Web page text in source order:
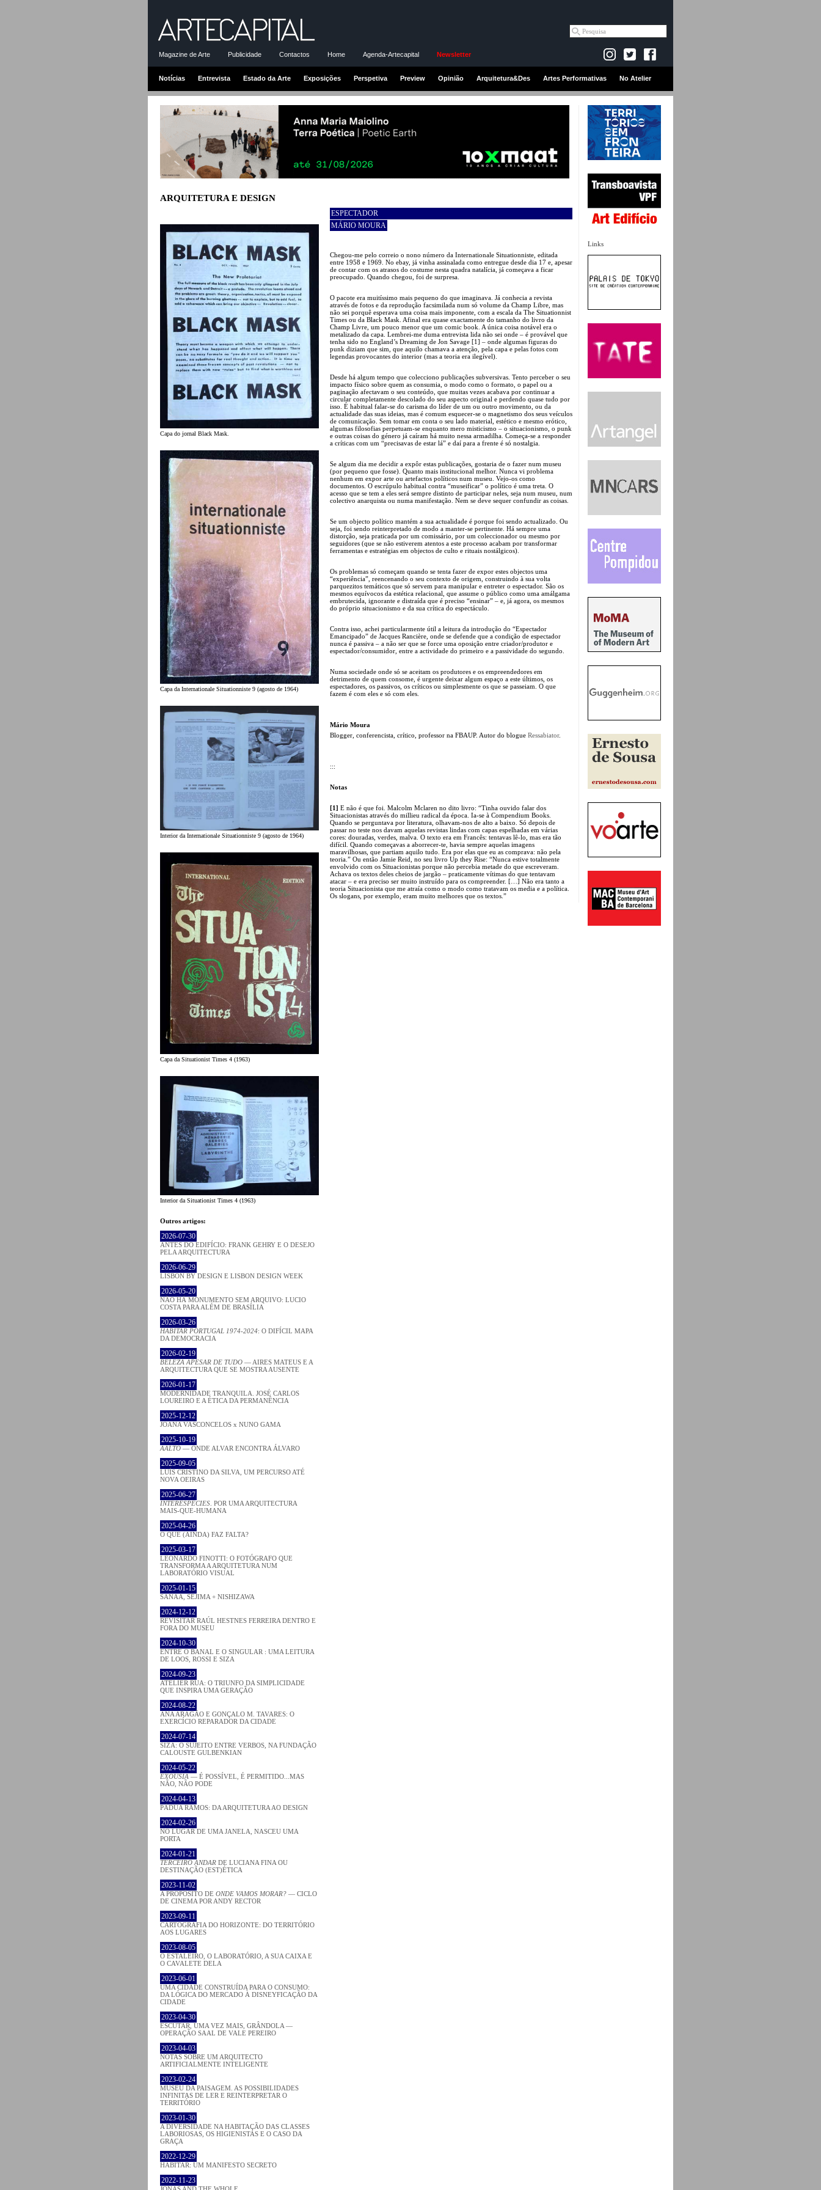
Magazine de Arte Publicidade Contactos Home Agenda-Artecapital Newsletter
Notícias Entrevista Estado da Arte Exposições Perspetiva Preview Opinião Arquitetura&Des Artes Performativas No Atelier
Links
ARQUITETURA E DESIGN
Capa do jornal Black Mask.
Capa da Internationale Situationniste 9 (agosto de 1964)
Interior da Internationale Situationniste 9 (agosto de 1964)
Capa da Situationist Times 4 (1963)
Interior da Situationist Times 4 (1963)
Outros artigos:
2026-07-30
ANTES DO EDIFÍCIO: FRANK GEHRY E O DESEJO
PELA ARQUITECTURA
2026-06-29
LISBON BY DESIGN E LISBON DESIGN WEEK
2026-05-20
NÃO HÁ MONUMENTO SEM ARQUIVO: LUCIO
COSTA PARA ALÉM DE BRASÍLIA
2026-03-26
HABITAR PORTUGAL 1974-2024: O DIFÍCIL MAPA
DA DEMOCRACIA
2026-02-19
BELEZA APESAR DE TUDO — AIRES MATEUS E A
ARQUITECTURA QUE SE MOSTRA AUSENTE
2026-01-17
MODERNIDADE TRANQUILA. JOSÉ CARLOS
LOUREIRO E A ÉTICA DA PERMANÊNCIA
2025-12-12
JOANA VASCONCELOS x NUNO GAMA
2025-10-19
AALTO — ONDE ALVAR ENCONTRA ÁLVARO
2025-09-05
LUÍS CRISTINO DA SILVA, UM PERCURSO ATÉ
NOVA OEIRAS
2025-06-27
INTERESPECIES . POR UMA ARQUITECTURA
MAIS-QUE-HUMANA
2025-04-26
O QUE (AINDA) FAZ FALTA?
2025-03-17
LEONARDO FINOTTI: O FOTÓGRAFO QUE
TRANSFORMA A ARQUITETURA NUM
LABORATÓRIO VISUAL
2025-01-15
SANAA, SEJIMA + NISHIZAWA
2024-12-12
REVISITAR RAÚL HESTNES FERREIRA DENTRO E
FORA DO MUSEU
2024-10-30
ENTRE O BANAL E O SINGULAR : UMA LEITURA
DE LOOS, ROSSI E SIZA
2024-09-23
ATELIER RUA: O TRIUNFO DA SIMPLICIDADE
QUE INSPIRA UMA GERAÇÃO
2024-08-22
ANA ARAGÃO E GONÇALO M. TAVARES: O
EXERCÍCIO REPARADOR DA CIDADE
2024-07-14
SIZA: O SUJEITO ENTRE VERBOS, NA FUNDAÇÃO
CALOUSTE GULBENKIAN
2024-05-22
EXOUSIA — É POSSÍVEL, É PERMITIDO...MAS
NÃO, NÃO PODE
2024-04-13
PÁDUA RAMOS: DA ARQUITETURA AO DESIGN
2024-02-26
NO LUGAR DE UMA JANELA, NASCEU UMA
PORTA
2024-01-21
TERCEIRO ANDAR DE LUCIANA FINA OU
DESTINAÇÃO (EST)ÉTICA
2023-11-02
A PROPÓSITO DE ONDE VAMOS MORAR? — CICLO
DE CINEMA POR ANDY RECTOR
2023-09-11
CARTOGRAFIA DO HORIZONTE: DO TERRITÓRIO
AOS LUGARES
2023-08-05
O ESTALEIRO, O LABORATÓRIO, A SUA CAIXA E
O CAVALETE DELA
2023-06-01
UMA CIDADE CONSTRUÍDA PARA O CONSUMO:
DA LÓGICA DO MERCADO À DISNEYFICAÇÃO DA
CIDADE
2023-04-30
ESCUTAR, UMA VEZ MAIS, GRÂNDOLA —
OPERAÇÃO SAAL DE VALE PEREIRO
2023-04-03
NOTAS SOBRE UM ARQUITECTO
ARTIFICIALMENTE INTELIGENTE
2023-02-24
MUSEU DA PAISAGEM. AS POSSIBILIDADES
INFINITAS DE LER E REINTERPRETAR O
TERRITÓRIO
2023-01-30
A DIVERSIDADE NA HABITAÇÃO DAS CLASSES
LABORIOSAS, OS HIGIENISTAS E O CASO DA
GRAÇA
2022-12-29
HABITAR: UM MANIFESTO SECRETO
2022-11-23
ESPECTADOR
MÁRIO MOURA
Chegou-me pelo correio o nono número da Internationale Situationniste, editada
entre 1958 e 1969. No ebay, já vinha assinalada como entregue desde dia 17 e, apesar
de contar com os atrasos do costume nesta quadra natalícia, já começava a ficar
preocupado. Quando chegou, foi de surpresa.
O pacote era muitíssimo mais pequeno do que imaginava. Já conhecia a revista
através de fotos e da reprodução facsimilada num só volume da Champ Libre, mas
não sei porquê esperava uma coisa mais imponente, com a escala da The Situationnist
Times ou da Black Mask. Afinal era quase exactamente do tamanho do livro da
Champ Livre, um pouco menor que um comic book. A única coisa notável era o
metalizado da capa. Lembrei-me duma entrevista lida não sei onde – é provável que
tenha sido no England’s Dreaming de Jon Savage [1] – onde algumas figuras do
punk diziam que sim, que aquilo chamava a atenção, pela capa e pelas fotos com
legendas provocantes do interior (mas a teoria era ilegível).
Desde há algum tempo que colecciono publicações subversivas. Tento perceber o seu
impacto físico sobre quem as consumia, o modo como o formato, o papel ou a
paginação afectavam o seu conteúdo, que muitas vezes acabava por continuar a
circular completamente descolado do seu aspecto original e perdendo quase tudo por
isso. É habitual falar-se do carisma do líder de um ou outro movimento, ou da
actualidade das suas ideias, mas é comum esquecer-se o magnetismo dos seus veículos
de comunicação. Sem tomar em conta o seu lado material, estético e mesmo erótico,
algumas filosofias perpetuam-se enquanto mero misticismo – o situacionismo, o punk
e outras coisas do género já caíram há muito nessa armadilha. Começa-se a responder
a críticas com um “precisavas de estar lá” e daí para a frente é só nostalgia.
Se algum dia me decidir a expôr estas publicações, gostaria de o fazer num museu
(por pequeno que fosse). Quanto mais institucional melhor. Nunca vi problema
nenhum em expor arte ou artefactos políticos num museu. Vejo-os como
documentos. O escrúpulo habitual contra “museificar” o político é uma treta. O
acesso que se tem a eles será sempre distinto de participar neles, seja num museu, num
colectivo anarquista ou numa manifestação. Nem se deve sequer confundir as coisas.
Se um objecto político mantém a sua actualidade é porque foi sendo actualizado. Ou
seja, foi sendo reinterpretado de modo a manter-se pertinente. Há sempre uma
distorção, seja praticada por um comissário, por um coleccionador ou mesmo por
seguidores (que se não estiverem atentos a este processo acabam por transformar
ferramentas e estratégias em objectos de culto e rituais nostálgicos).
Os problemas só começam quando se tenta fazer de expor estes objectos uma
“experiência”, reencenando o seu contexto de origem, construindo à sua volta
parquezitos temáticos que só servem para manipular e entreter o espectador. São os
mesmos equívocos da estética relacional, que assume o público como uma amálgama
embrutecida, ignorante e distraída que é preciso “ensinar” – e, já agora, os mesmos
do próprio situacionismo e da sua crítica do espectáculo.
Contra isso, achei particularmente útil a leitura da introdução do “Espectador
Emancipado” de Jacques Rancière, onde se defende que a condição de espectador
nunca é passiva – a não ser que se force uma oposição entre criador/produtor e
espectador/consumidor, entre a actividade do primeiro e a passividade do segundo.
Numa sociedade onde só se aceitam os produtores e os empreendedores em
detrimento de quem consome, é urgente deixar algum espaço a este últimos, os
espectadores, os passivos, os críticos ou simplesmente os que se passeiam. O que
fazem é com eles e só com eles.
Mário Moura
Blogger, conferencista, crítico, professor na FBAUP. Autor do blogue Ressabiator.
:::
Notas
[1] E não é que foi. Malcolm Mclaren no dito livro: “Tinha ouvido falar dos
Situacionistas através do millieu radical da época. Ia-se à Compendium Books.
Quando se perguntava por literatura, olhavam-nos de alto a baixo. Só depois de
passar no teste nos davam aquelas revistas lindas com capas espelhadas em várias
cores: douradas, verdes, malva. O texto era em Francês: tentavas lê-lo, mas era tão
difícil. Quando começavas a aborrecer-te, havia sempre aquelas imagens
maravilhosas, que partiam aquilo tudo. Era por elas que eu as comprava: não pela
teoria.” Ou então Jamie Reid, no seu livro Up they Rise: “Nunca estive totalmente
envolvido com os Situacionistas porque não percebia metade do que escreveram.
Achava os textos deles cheios de jargão – praticamente vítimas do que tentavam
atacar – e era preciso ser muito instruído para os compreender. […] Não era tanto a
teoria Situacionista que me atraía como o modo como tratavam os media e a política.
Os slogans, por exemplo, eram muito melhores que os textos.”